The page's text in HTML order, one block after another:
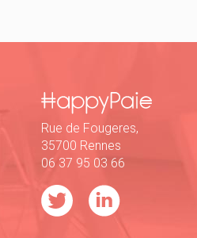
Rue de Fougeres,
35700 Rennes
06 37 95 03 66